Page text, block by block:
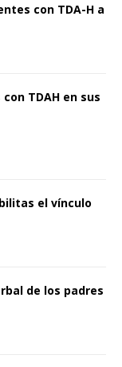
con TDA-H a
TDAH en sus
el vínculo
de los padres